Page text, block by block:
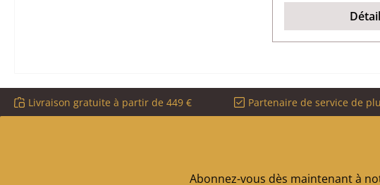
Livraison gratuite à partir de 449 € Partenaire de service de
Abonnez-vous dès maintenant à